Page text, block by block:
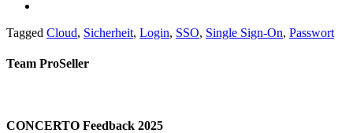
Tagged Cloud, Sicherheit, Login, SSO, Single Sign-On, Passwort
Team ProSeller
CONCERTO Feedback 2025